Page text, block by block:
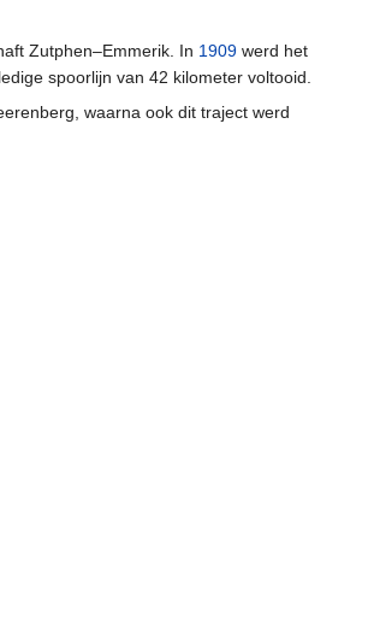
Zutphen–Emmerik. In 1909 werd het
spoorlijn van 42 kilometer voltooid.
waarna ook dit traject werd